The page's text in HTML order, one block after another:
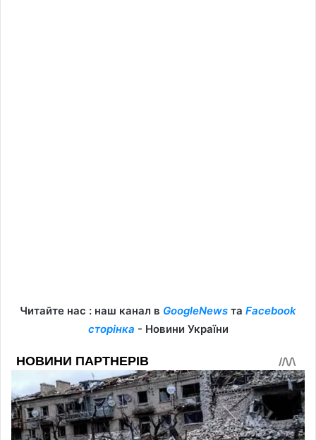
Читайте нас : наш канал в GoogleNews та Facebook
сторінка - Новини України